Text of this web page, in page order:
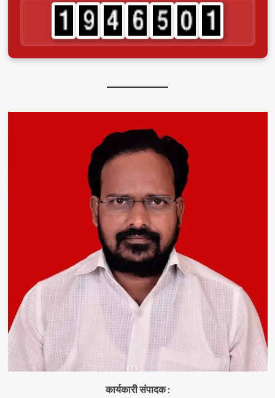
कार्यकारी संपादक :